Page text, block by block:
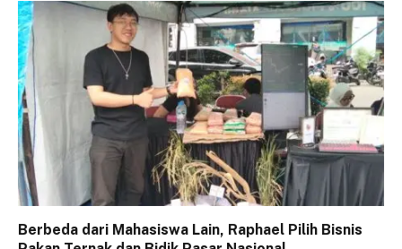
Berbeda dari Mahasiswa Lain, Raphael Pilih Bisnis